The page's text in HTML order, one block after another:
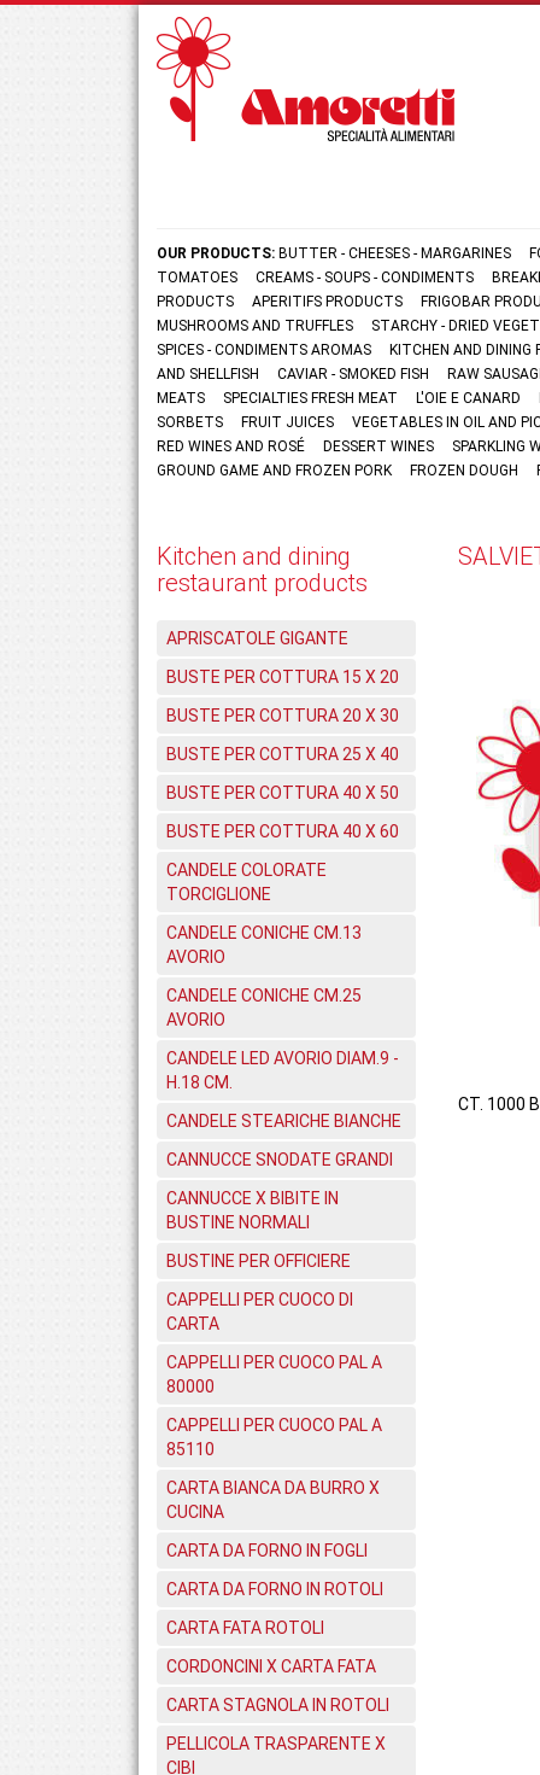
OUR PRODUCTS: BUTTER - CHEESES - MARGARINES
TOMATOES
CREAMS - SOUPS - CONDIMENTS
PRODUCTS
APERITIFS PRODUCTS
FRIGOBAR
MUSHROOMS AND TRUFFLES
STARCHY - DRIED
SPICES - CONDIMENTS AROMAS
KITCHEN AND
AND SHELLFISH
CAVIAR - SMOKED FISH
RAW
MEATS
SPECIALTIES FRESH MEAT L'OIE E CANARD
SORBETS
FRUIT JUICES
VEGETABLES IN OIL AND
RED WINES AND ROSÉ
DESSERT WINES
SPARKLING
GROUND GAME AND FROZEN PORK
FROZEN DOUGH
Kitchen and dining
restaurant products
APRISCATOLE GIGANTE
BUSTE PER COTTURA 15 X 20
BUSTE PER COTTURA 20 X 30
BUSTE PER COTTURA 25 X 40
BUSTE PER COTTURA 40 X 50
BUSTE PER COTTURA 40 X 60
CANDELE COLORATE
TORCIGLIONE
CANDELE CONICHE CM.13
AVORIO
CANDELE CONICHE CM.25
AVORIO
CANDELE LED AVORIO DIAM.9 -
H.18 CM.
CANDELE STEARICHE BIANCHE
CANNUCCE SNODATE GRANDI
CANNUCCE X BIBITE IN
BUSTINE NORMALI
BUSTINE PER OFFICIERE
CAPPELLI PER CUOCO DI
CARTA
CAPPELLI PER CUOCO PAL A
80000
CAPPELLI PER CUOCO PAL A
85110
CARTA BIANCA DA BURRO X
CUCINA
CARTA DA FORNO IN FOGLI
CARTA DA FORNO IN ROTOLI
CARTA FATA ROTOLI
CORDONCINI X CARTA FATA
CARTA STAGNOLA IN ROTOLI
PELLICOLA TRASPARENTE X
CIBI
CT. 1000 B